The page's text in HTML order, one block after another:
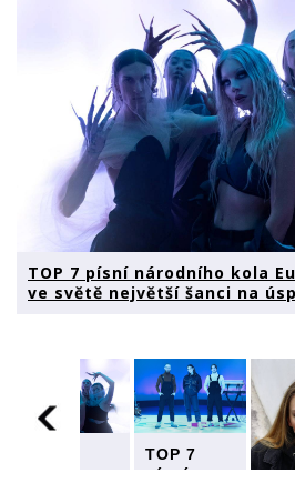
TOP 7 písní národního kola
ve světě největší šanci na
TOP 7
písní